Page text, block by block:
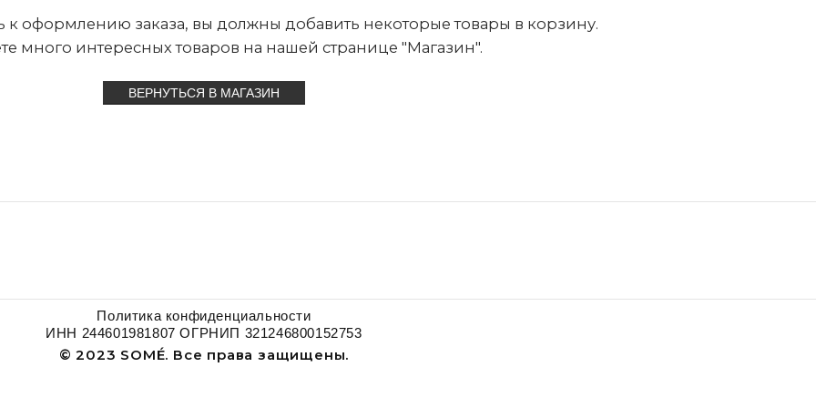
оформлению заказа, вы должны добавить некоторые товары в корзину.
много интересных товаров на нашей странице "Магазин".
ВЕРНУТЬСЯ В МАГАЗИН
Политика конфиденциальности
ИНН 244601981807 ОГРНИП 321246800152753
© 2023 SOMÉ. Все права защищены.